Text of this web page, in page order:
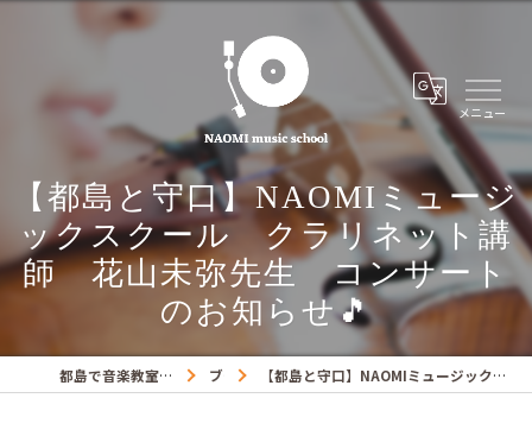
【都島と守口】NAOMIミュージ
ックスクール クラリネット講
師 花山未弥先生 コンサート
のお知らせ🎵
都島で音楽教室ならNAOMIミュージックスクール ブログ 【都島と守口】NAOMIミュージックスクール クラリネット講師 花山未弥先生 コンサートのお知らせ🎵